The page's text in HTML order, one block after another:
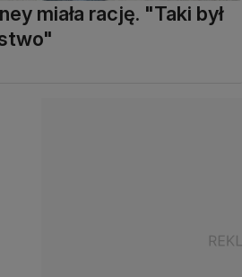
miała rację. "Taki był